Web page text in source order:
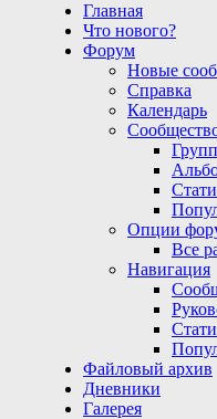
Главная
Что нового?
Форум
Новые
Справка
Календарь
Опции
Все
Навигация
Файловый архив
Дневники
Галерея